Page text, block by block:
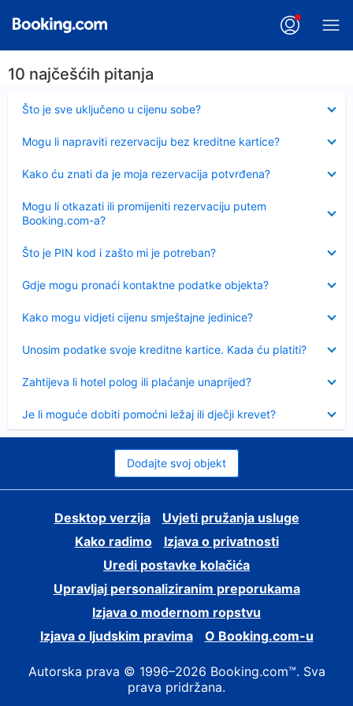
10 najčešćih pitanja
Što je sve uključeno u cijenu sobe?
Sažeto
Mogu li napraviti rezervaciju bez kreditne kartice?
Kako ću znati da je moja rezervacija potvrđena?
Mogu li otkazati ili promijeniti rezervaciju putem
Booking.com-a?
Što je PIN kod i zašto mi je potreban?
Sažeto
Gdje mogu pronaći kontaktne podatke objekta?
Kako mogu vidjeti cijenu smještajne jedinice?
Unosim podatke svoje kreditne kartice. Kada ću platiti?
Zahtijeva li hotel polog ili plaćanje unaprijed?
Je li moguće dobiti pomoćni ležaj ili dječji krevet?
Dodajte svoj objekt
Desktop verzija
Uvjeti pružanja usluge
Kako radimo
Izjava o privatnosti
Uredi postavke kolačića
Upravljaj personaliziranim preporukama
Izjava o modernom ropstvu
Izjava o ljudskim pravima
O Booking.com-u
Autorska prava © 1996–2026 Booking.com™. Sva
prava pridržana.